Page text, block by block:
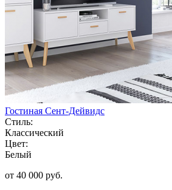
Гостиная Сент-Дейвидс
Стиль:
Классический
Цвет:
Белый
от 40 000 руб.